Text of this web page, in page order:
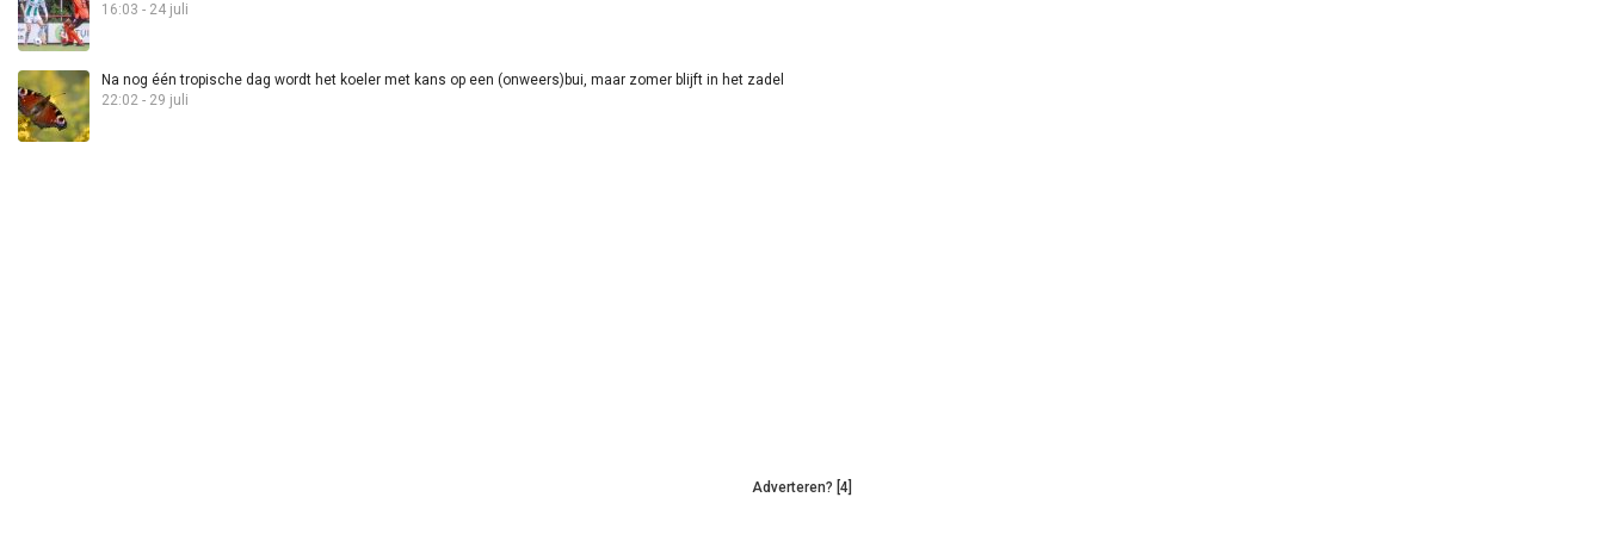
16:03 - 24 juli
Na nog één tropische dag wordt het koeler met kans op een (onweers)bui, maar zomer blijft in het zadel
22:02 - 29 juli
Adverteren? [4]